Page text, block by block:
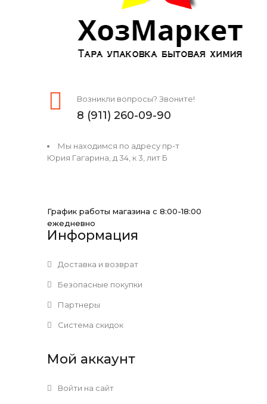
Возникли вопросы? Звоните!
8 (911) 260-09-90
Мы находимся по адресу пр-т
Юрия Гагарина, д 34, к 3, лит Б
График работы магазина с 8:00-18:00
ежедневно
Информация
Доставка и возврат
Безопасные покупки
Партнеры
Система скидок
Мой аккаунт
Войти на сайт